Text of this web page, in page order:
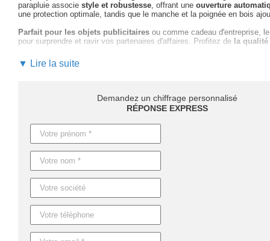
parapluie associe style et robustesse , offrant une ouverture
une protection optimale, tandis que le manche et la poignée en bois
Parfait pour les objets publicitaires ou comme cadeau d'entreprise,
pour surprendre et ravir vos partenaires d'affaires. Profitez de la
En optant pour la personnalisation de ce parapluie, vous bénéficiez de
choix des couleurs et du marquage optimal pour maximiser l'impact
Ne passer pas à côté de l'opportunité demarquer les esprits avec le
découvrez comment cet accessoire peut devenirun élément phare
Les délais de livraison peuvent varier en fonction de la quantité
articles personnalisés. Sur demande, nous pouvons accélérer la
Caractéristiques du produit :
Référence : KC5131
Nom : CUMULI
Dimensions : Ø103X89.5CM
▼ Lire la suite
Demandez un chiffrage personnalisé
RÉPONSE EXPRESS